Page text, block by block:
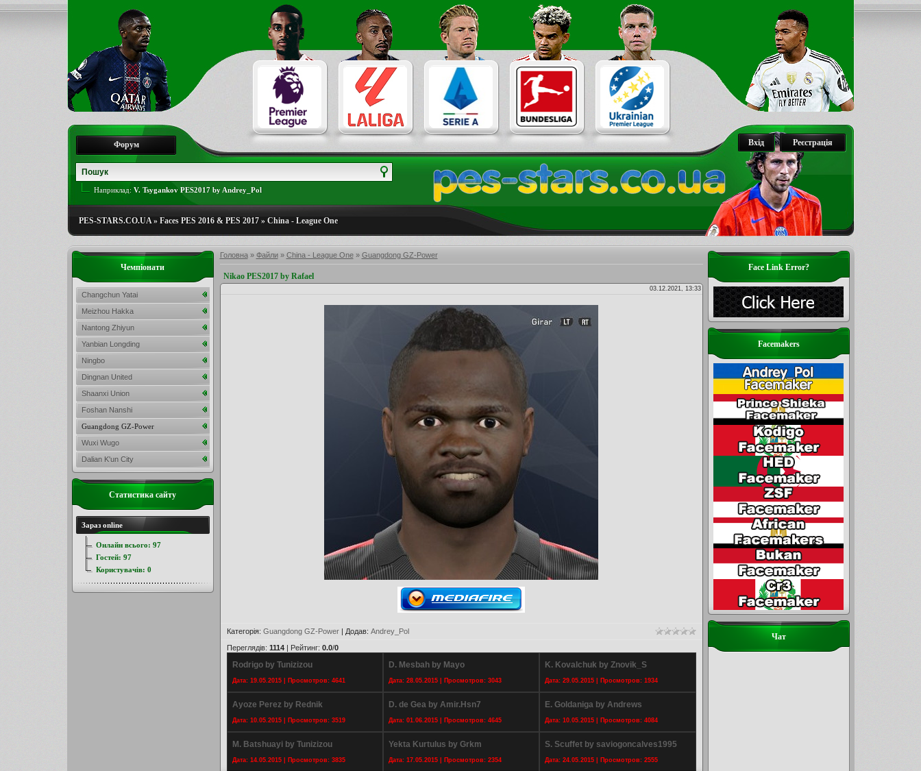
Реєстрація
Вхід
Форум
Наприклад: V. Tsygankov PES2017 by Andrey_Pol
PES-STARS.CO.UA» Faces PES 2016 & PES 2017» China - League One
Головна» Файли» China - League One» Guangdong GZ-Power
Nikao PES2017 by Rafael
03.12.2021, 13:33
Категорія: Guangdong GZ-Power| Додав: Andrey_Pol
Переглядів: 1114| Рейтинг: 0.0/0
Rodrigo by Tunizizou
Дата: 19.05.2015 | Просмотров: 4641
D. Mesbah by Mayo
Дата: 28.05.2015 | Просмотров: 3043
K. Kovalchuk by Znovik_S
Дата: 29.05.2015 | Просмотров: 1934
Ayoze Perez by Rednik
Дата: 10.05.2015 | Просмотров: 3519
D. de Gea by Amir.Hsn7
Дата: 01.06.2015 | Просмотров: 4645
E. Goldaniga by Andrews
Дата: 10.05.2015 | Просмотров: 4084
M. Batshuayi by Tunizizou
Дата: 14.05.2015 | Просмотров: 3835
Yekta Kurtulus by Grkm
Дата: 17.05.2015 | Просмотров: 2354
S. Scuffet by saviogoncalves1995
Дата: 24.05.2015 | Просмотров: 2555
Face Link Error?
Facemakers
Чат
Чемпіонати
Changchun Yatai
Meizhou Hakka
Nantong Zhiyun
Yanbian Longding
Ningbo
Dingnan United
Shaanxi Union
Foshan Nanshi
Guangdong GZ-Power
Wuxi Wugo
Dalian K'un City
Статистика сайту
Зараз online
Онлайн всього: 97
Гостей: 97
Користувачів: 0